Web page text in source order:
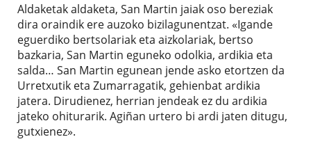
Aldaketak aldaketa, San Martin jaiak oso bereziak
dira oraindik ere auzoko bizilagunentzat. «Igande
eguerdiko bertsolariak eta aizkolariak, bertso
bazkaria, San Martin eguneko odolkia, ardikia eta
salda… San Martin egunean jende asko etortzen da
Urretxutik eta Zumarragatik, gehienbat ardikia
jatera. Dirudienez, herrian jendeak ez du ardikia
jateko ohiturarik. Agiñan urtero bi ardi jaten ditugu,
gutxienez».